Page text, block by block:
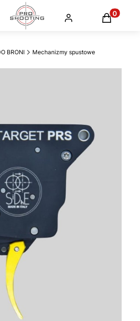
BRONI Mechanizmy spustowe